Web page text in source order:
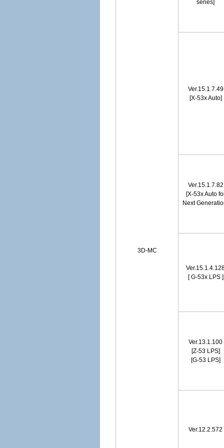
3D-MC
series]
Ver.15.1.7.49
[X-53x Auto]
Ver.15.1.7.82
[X-53x Auto
Next
[ G-53x LPS ]
Ver.13.1.100
[Z-53 LPS]
[G-53 LPS]
Ver.12.2.572